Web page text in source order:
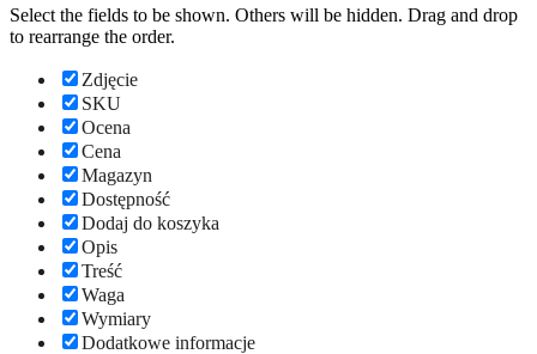
Select the fields to be shown. Others will be hidden. Drag and drop
to rearrange the order.
Zdjęcie
SKU
Ocena
Cena
Magazyn
Dostępność
Dodaj do koszyka
Opis
Treść
Waga
Wymiary
Dodatkowe informacje